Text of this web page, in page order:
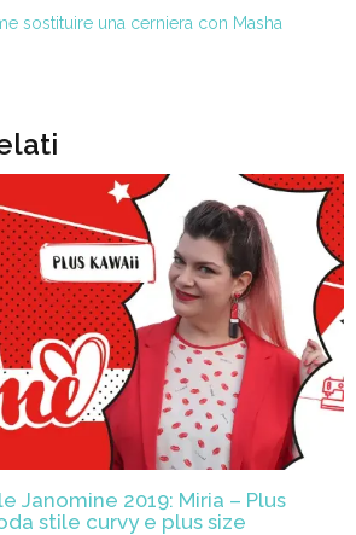
sostituire una cerniera con Masha
Janomine 2019: Miria – Plus
stile curvy e plus size